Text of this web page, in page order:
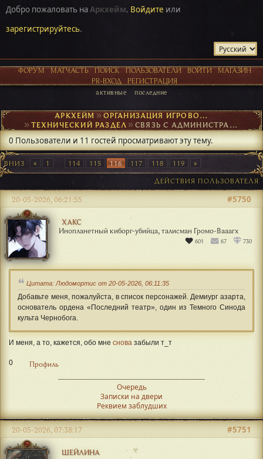
Добро пожаловать наАркхейм. Войдите или
зарегистрируйтесь.
ФОРУМ МАТЧАСТЬ ПОИСК ПОЛЬЗОВАТЕЛИ ВОЙТИ
МАГАЗИН
PR-ВХОД
РЕГИСТРАЦИЯ
активные последние
АРКХЕЙМ► ОРГАНИЗАЦИЯ ИГРОВОГО ПРОЦЕССА
►ТЕХНИЧЕСКИЙ РАЗДЕЛ ► СВЯЗЬ С АДМИНИСТРАЦИЕЙ
0 Пользователи и 11 гостей просматривают эту тему.
ВНИЗ 1 114 115 116 117 118
119
ДЕЙСТВИЯ ПОЛЬЗОВАТЕЛЯ
ХАКС
Инопланетный киборг-убийца, талисман Громо-Вааагх
601 67 730
#5750
20-05-2026, 06:21:55
Цитата: Людомортис от 20-05-2026, 06:11:35
Добавьте меня, пожалуйста, в список персонажей. Демиург азарта,
основатель ордена «Последний театр», один из Темного Синода
культа Чернобога.
И меня, а то, кажется, обо мне снова забыли т_т
0 Профиль
Очередь
Записки на двери
Реквием заблудших
ШЕЙЛИНА ☣
#5751
20-05-2026, 07:38:17